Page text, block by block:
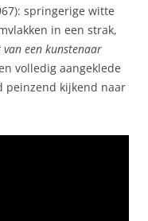
springerige witte
in een strak,
een kunstenaar
volledig aangeklede
peinzend kijkend naar